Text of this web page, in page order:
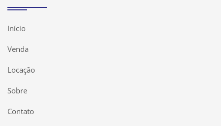
Início
Venda
Locação
Sobre
Contato